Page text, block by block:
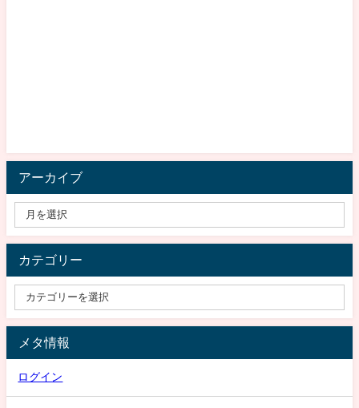
アーカイブ
カテゴリー
メタ情報
ログイン